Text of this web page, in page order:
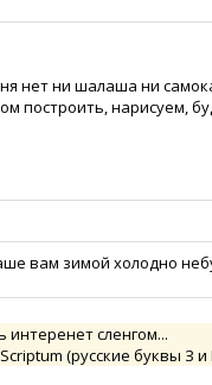
нет ни шалаша ни
построить, нарисуем,
вам зимой холодно
интеренет сленгом...
(русские буквы З